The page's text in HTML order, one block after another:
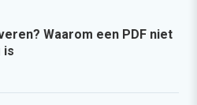
Waarom een PDF niet
is